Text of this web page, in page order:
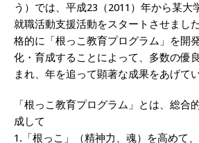
う）では、平成23（2011）年から某大
就職活動支援活動をスタートさせまし
格的に「根っこ教育プログラム」を開
化・育成することによって、多数の優
まれ、年を追って顕著な成果をあげてい
「根っこ教育プログラム」とは、総合
成して
1.「根っこ」（精神力、魂）を高めて、